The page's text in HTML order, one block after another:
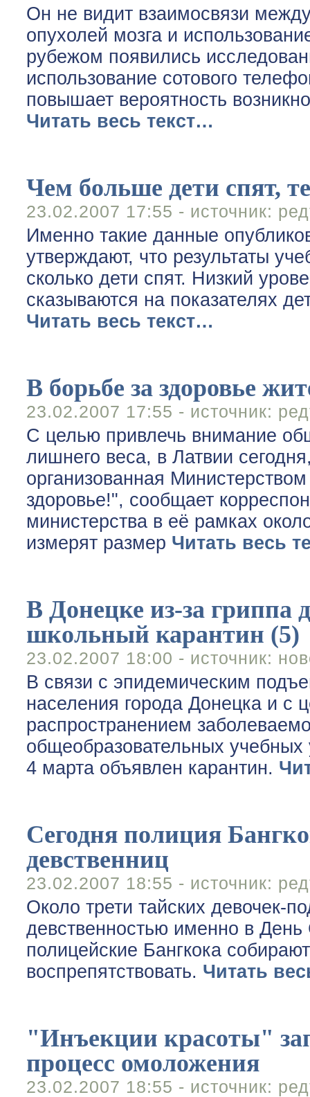
Он не видит взаимосвязи
опухолей мозга и
рубежом появились
использование сотового
повышает вероятность
Читать весь текст…
Чем больше дети спят,
23.02.2007 17:55 - источник:
Именно такие данные
утверждают, что результаты
сколько дети спят. Низкий
сказываются на показателях
Читать весь текст…
В борьбе за здоровье
23.02.2007 17:55 - источник:
С целью привлечь внимание
лишнего веса, в Латвии
организованная
здоровье!", сообщает
министерства в её рамках
измерят размер Читать весь
В Донецке из-за гриппа
школьный карантин (5)
23.02.2007 18:00 - источник:
В связи с эпидемическим
населения города Донецка и с
распространением
общеобразовательных
4 марта объявлен карантин.
Сегодня полиция
девственниц
23.02.2007 18:55 - источник:
Около трети тайских девочек-
девственностью именно в
полицейские Бангкока
воспрепятствовать. Читать
"Инъекции красоты"
процесс омоложения
23.02.2007 18:55 - источник: